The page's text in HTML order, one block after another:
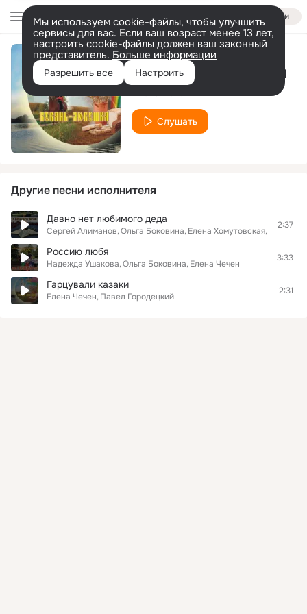
Войти
Мы используем cookie-файлы, чтобы улучшить
сервисы для вас. Если ваш возраст менее 13 лет,
настроить cookie-файлы должен ваш законный
представитель. Больше информации
Разрешить все Настроить
За рекой, за лесом
Слушать
Другие песни исполнителя
Давно нет любимого деда
Сергей Алиманов Ольга Боковина Елена Хомутовская Елена
2:37
Россию любя
Надежда Ушакова Ольга Боковина Елена Чечен
3:33
Гарцували казаки
Елена Чечен Павел Городецкий
2:31